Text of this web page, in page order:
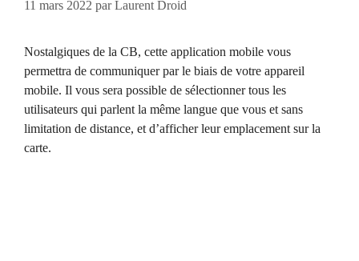
11 mars 2022 parLaurent Droid
Nostalgiques de la CB, cette application mobile vous
permettra de communiquer par le biais de votre appareil
mobile. Il vous sera possible de sélectionner tous les
utilisateurs qui parlent la même langue que vous et sans
limitation de distance, et d’afficher leur emplacement sur la
carte.